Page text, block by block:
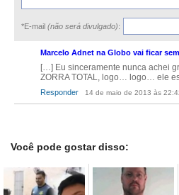
*E-mail (não será divulgado):
Marcelo Adnet na Globo vai ficar
14 de maio de 2013 às
[…] Eu sinceramente nunca achei
ZORRA TOTAL, logo… logo… ele
Responder
Você pode gostar disso: